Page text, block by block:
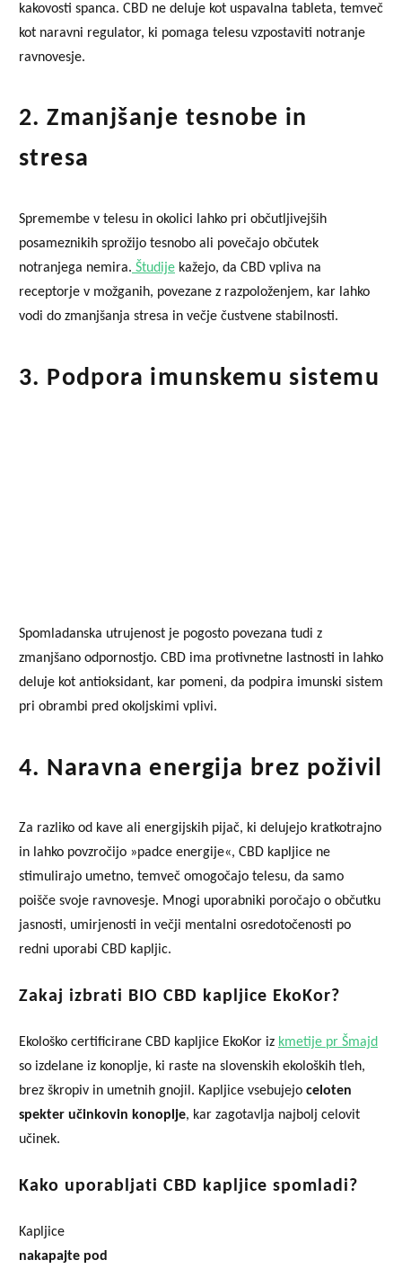
kakovosti spanca. CBD ne deluje kot uspavalna tableta, temveč
kot naravni regulator, ki pomaga telesu vzpostaviti notranje
ravnovesje.
2. Zmanjšanje tesnobe in
stresa
Spremembe v telesu in okolici lahko pri občutljivejših
posameznikih sprožijo tesnobo ali povečajo občutek
notranjega nemira. Študije kažejo, da CBD vpliva na
receptorje v možganih, povezane z razpoloženjem, kar lahko
vodi do zmanjšanja stresa in večje čustvene stabilnosti.
3. Podpora imunskemu sistemu
Spomladanska utrujenost je pogosto povezana tudi z
zmanjšano odpornostjo. CBD ima protivnetne lastnosti in lahko
deluje kot antioksidant, kar pomeni, da podpira imunski sistem
pri obrambi pred okoljskimi vplivi.
4. Naravna energija brez poživil
Za razliko od kave ali energijskih pijač, ki delujejo kratkotrajno
in lahko povzročijo »padce energije«, CBD kapljice ne
stimulirajo umetno, temveč omogočajo telesu, da samo
poišče svoje ravnovesje. Mnogi uporabniki poročajo o občutku
jasnosti, umirjenosti in večji mentalni osredotočenosti po
redni uporabi CBD kapljic.
Zakaj izbrati BIO CBD kapljice EkoKor?
Ekološko certificirane CBD kapljice EkoKor iz kmetije pr Šmajd
so izdelane iz konoplje, ki raste na slovenskih ekoloških tleh,
brez škropiv in umetnih gnojil. Kapljice vsebujejo celoten
spekter učinkovin konoplje, kar zagotavlja najbolj celovit
učinek.
Kako uporabljati CBD kapljice spomladi?
Kapljice
nakapajte pod